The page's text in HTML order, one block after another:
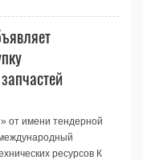
от имени тендерной
ресурсов К